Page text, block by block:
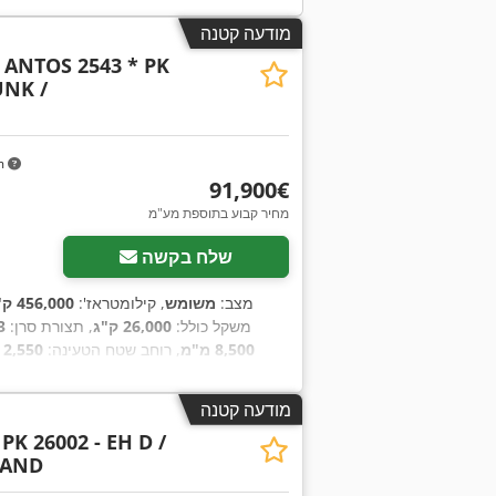
מודעה קטנה
ANTOS 2543 * PK
/
‏91,900 ‏€
מחיר קבוע בתוספת מע"מ
שלח בקשה
מצב: משומש, קילומטראז': 456,000 ק"מ
משקל כולל: 26,000 ק"ג , תצורת סרן: 3
8,500 מ"מ
, רוחב שטח הטעינה: 2,550 מ"מ
מודעה קטנה
26002 - EH D /